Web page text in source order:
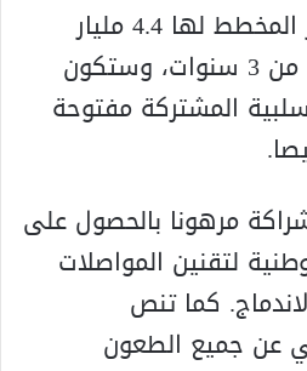
وتبلغ قيمة الاستثمار المخطط لها 4.4 مليار
درهم للمرحلة الأولى من 3 سنوات، وستكون
المشتركة مفتوحة
مرهونا بالحصول على
لتقنين المواصلات
كما تنص
عن جميع الطعون